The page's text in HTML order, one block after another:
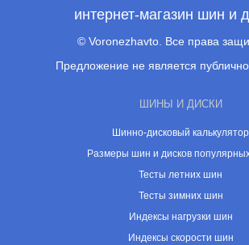
интернет-магазин шин и
© Voronezhavto. Все права
Предложение не является
ШИНЫ И ДИСКИ
Шинно-дисковый калькулятор
Размеры шин и дисков
Тесты летних шин
Тесты зимних шин
Индексы нагрузки шин
Индексы скорости шин